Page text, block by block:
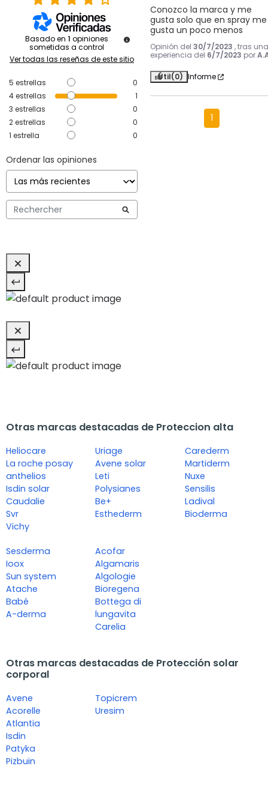
Basado en 1 opiniones
sometidas a control
Ver todas las reseñas de este sitio
5 estrellas
0
4estrellas
1
3 estrellas
0
2estrellas
0
1 estrella 0
Ordenar las opiniones
Conozco la marca y me
gusta solo que en spray me
gusta un poco menos
Opinión del 30/7/2023 , tras una
experiencia del 6/7/2023 por
Útil(0) Informe
1
Otras marcas destacadas de Proteccion alta
Heliocare
La roche posay
anthelios
Isdin solar
Caudalie
Svr
Vichy
Uriage
Avene solar
Leti
Polysianes
Be+
Esthederm
Carederm
Martiderm
Nuxe
Sensilis
Ladival
Bioderma
Sesderma
Ioox
Sun system
Atache
Babé
A-derma
Acofar
Algamaris
Algologie
Bioregena
Bottega di
lungavita
Carelia
Otras marcas destacadas de Protección solar
corporal
Avene
Acorelle
Atlantia
Isdin
Patyka
Pizbuin
Topicrem
Uresim